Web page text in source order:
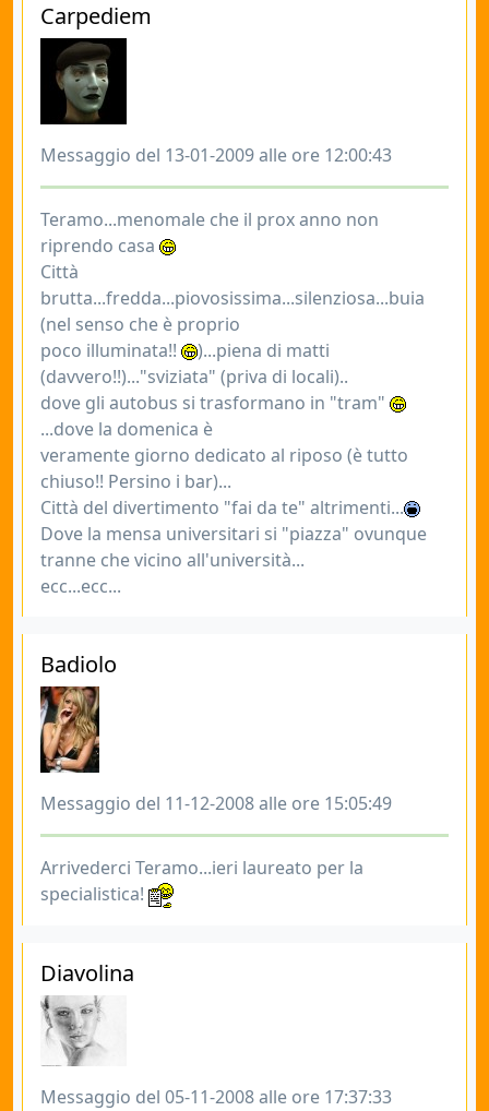
Carpediem
Messaggio del 13-01-2009 alle ore 12:00:43
Teramo...menomale che il prox anno non
riprendo casa
Città
brutta...fredda...piovosissima...silenziosa...buia
(nel senso che è proprio
poco illuminata!!
)...piena di matti
(davvero!!)..."sviziata" (priva di locali)..
dove gli autobus si trasformano in "tram"
...dove la domenica è
veramente giorno dedicato al riposo (è tutto
chiuso!! Persino i bar)...
Città del divertimento "fai da te" altrimenti...
Dove la mensa universitari si "piazza" ovunque
tranne che vicino all'università...
ecc...ecc...
Badiolo
Messaggio del 11-12-2008 alle ore 15:05:49
Arrivederci Teramo...ieri laureato per la
specialistica!
Diavolina
Messaggio del 05-11-2008 alle ore 17:37:33